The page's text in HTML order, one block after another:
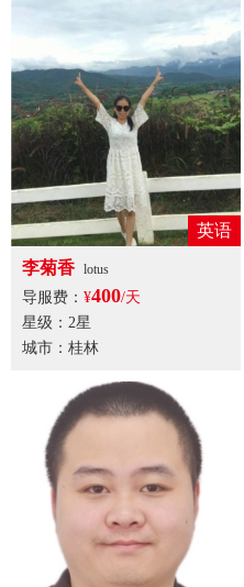
英语
李菊香 lotus
导服费： ¥400/天
星级：2星
城市：桂林